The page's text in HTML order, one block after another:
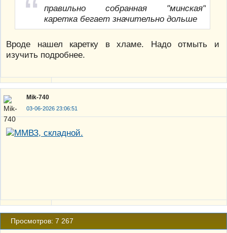
правильно собранная "минская"
каретка бегает значительно дольше
Вроде нашел каретку в хламе. Надо отмыть и
изучить подробнее.
Mik-740
03-06-2026 23:06:51
Просмотров: 7 267